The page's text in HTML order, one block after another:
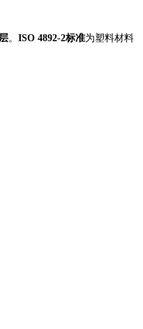
。 ISO 4892-2标准为塑料材料